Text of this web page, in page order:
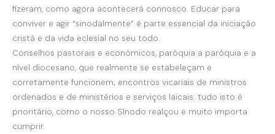
fizeram, como agora acontecerá connosco. Educar para
conviver e agir “sinodalmente” é parte essencial da iniciação
cristã e da vida eclesial no seu todo.
Conselhos pastorais e económicos, paróquia a paróquia e a
nível diocesano, que realmente se estabeleçam e
corretamente funcionem; encontros vicariais de ministros
ordenados e de ministérios e serviços laicais: tudo isto é
prioritário, como o nosso Sínodo realçou e muito importa
cumprir.